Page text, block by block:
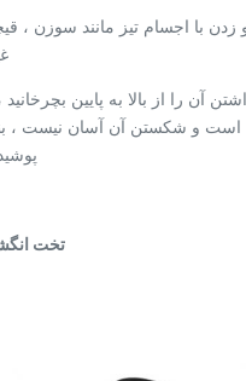
زدن با اجسام تیز مانند سوزن ،
آن را از بالا به پایین
است و شکستن آن آسان نیست ،
تخت